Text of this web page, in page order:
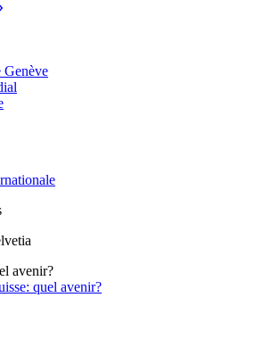
Genève
avenir?
quel avenir?